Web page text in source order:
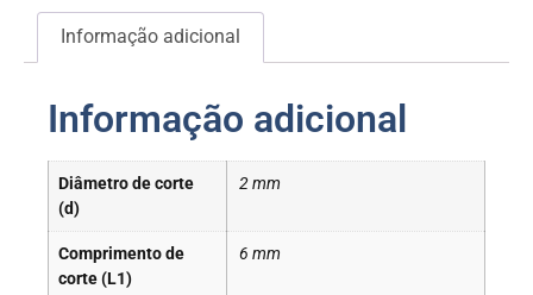
Informação adicional
Informação adicional
Diâmetro de corte
(d)
2 mm
Comprimento de
corte (L1)
6 mm